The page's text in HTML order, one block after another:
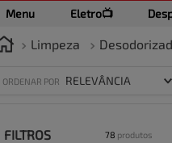
Menu Eletro📺
Limpeza
ORDENAR POR RELEVÂNCIA
FILTROS 78 produtos